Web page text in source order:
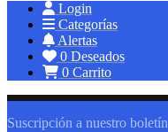
Login
Categorías
Alertas
0 Deseados
0 Carrito
Suscripción a nuestro boletín